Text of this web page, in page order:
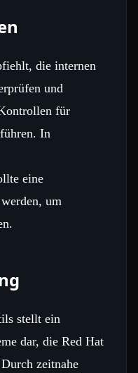
die internen
und
für
In
eine
um
stellt ein
dar, die Red Hat
zeitnahe